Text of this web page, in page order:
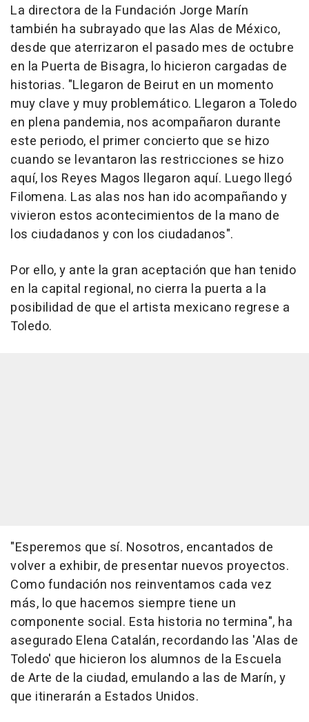
La directora de la Fundación Jorge Marín
también ha subrayado que las Alas de México,
desde que aterrizaron el pasado mes de octubre
en la Puerta de Bisagra, lo hicieron cargadas de
historias. "Llegaron de Beirut en un momento
muy clave y muy problemático. Llegaron a Toledo
en plena pandemia, nos acompañaron durante
este periodo, el primer concierto que se hizo
cuando se levantaron las restricciones se hizo
aquí, los Reyes Magos llegaron aquí. Luego llegó
Filomena. Las alas nos han ido acompañando y
vivieron estos acontecimientos de la mano de
los ciudadanos y con los ciudadanos".
Por ello, y ante la gran aceptación que han tenido
en la capital regional, no cierra la puerta a la
posibilidad de que el artista mexicano regrese a
Toledo.
"Esperemos que sí. Nosotros, encantados de
volver a exhibir, de presentar nuevos proyectos.
Como fundación nos reinventamos cada vez
más, lo que hacemos siempre tiene un
componente social. Esta historia no termina", ha
asegurado Elena Catalán, recordando las 'Alas de
Toledo' que hicieron los alumnos de la Escuela
de Arte de la ciudad, emulando a las de Marín, y
que itinerarán a Estados Unidos.